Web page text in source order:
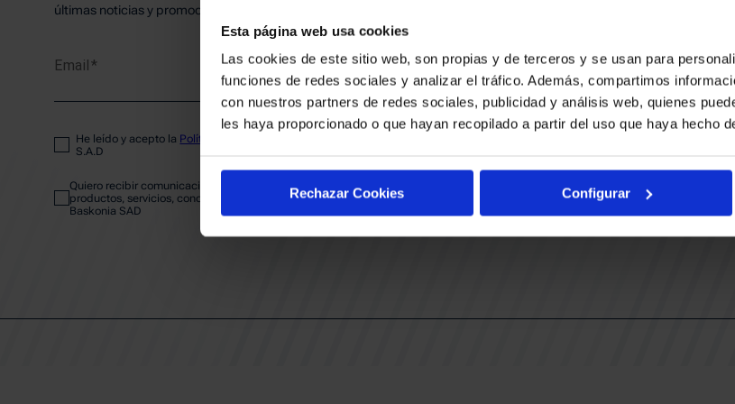
Esta página web usa cookies
Las cookies de este sitio web, son propias y de terceros y se usan para
funciones de redes sociales y analizar el tráfico. Además, compartimos
con nuestros partners de redes sociales, publicidad y análisis web, quienes
les haya proporcionado o que hayan recopilado a partir del uso que haya hecho
Rechazar Cookies Configurar
PLANTILLA
ENTRADAS
ABONADOS
CALENDARIO
CLUB
últimas noticias y promociones del club.
Email
He leído y acepto la Política de privacidad
S.A.D
Quiero recibir comunicaciones electrónicas sobre las actividades,
productos, servicios, concursos, ofertas y/o promociones del SASKI
Baskonia SAD
BAKH
FUNDACIÓN
01013 Vitoria-Gasteiz